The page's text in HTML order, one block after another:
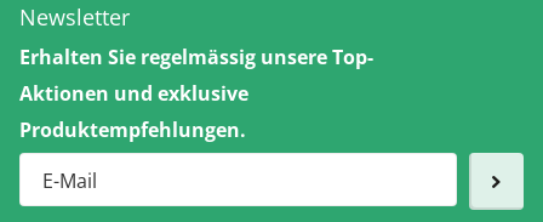
Newsletter
Erhalten Sie regelmässig unsere Top-
Aktionen und exklusive
Produktempfehlungen.